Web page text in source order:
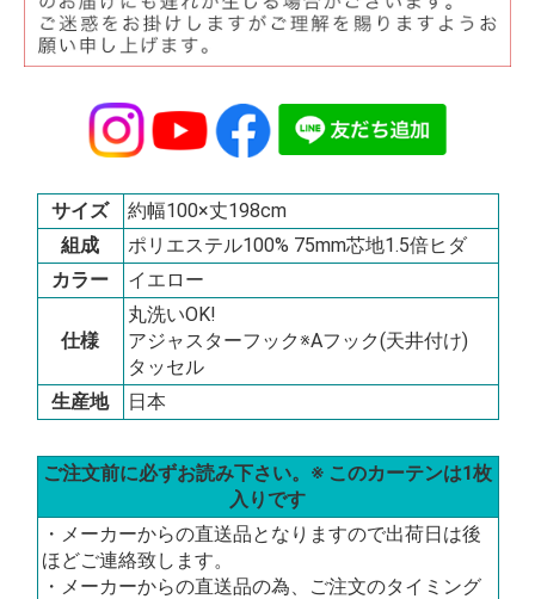
サイズ
約幅100×丈198cm
組成
ポリエステル100% 75mm芯地1.5倍ヒダ
カラー
イエロー
仕様
丸洗いOK!
アジャスターフック※Aフック(天井付け)
タッセル
生産地
日本
ご注文前に必ずお読み下さい。※ このカーテンは1枚
入りです
・メーカーからの直送品となりますので出荷日は後
ほどご連絡致します。
・メーカーからの直送品の為、ご注文のタイミング